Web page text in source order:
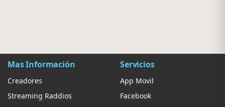
Mas Información
Creadores
Streaming Raddios
Servicios
App Movil
Facebook